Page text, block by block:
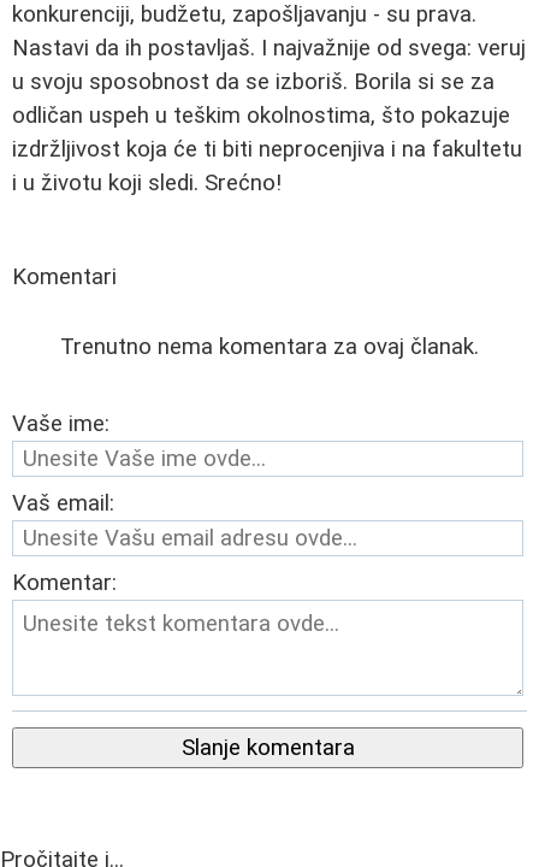
konkurenciji, budžetu, zapošljavanju - su prava.
Nastavi da ih postavljaš. I najvažnije od svega: veruj
u svoju sposobnost da se izboriš. Borila si se za
odličan uspeh u teškim okolnostima, što pokazuje
izdržljivost koja će ti biti neprocenjiva i na fakultetu
i u životu koji sledi. Srećno!
Komentari
Trenutno nema komentara za ovaj članak.
Vaše ime:
Vaš email:
Komentar:
Slanje komentara
Pročitajte i...